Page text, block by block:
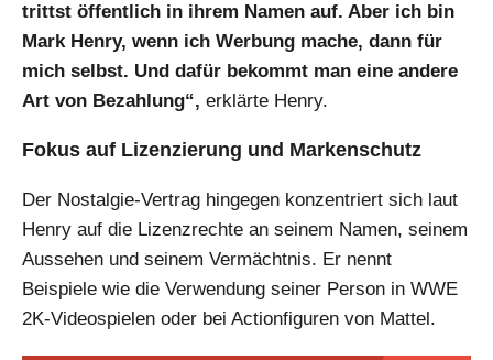
trittst öffentlich in ihrem Namen auf. Aber ich bin
Mark Henry, wenn ich Werbung mache, dann für
mich selbst. Und dafür bekommt man eine andere
Art von Bezahlung“, erklärte Henry.
Fokus auf Lizenzierung und Markenschutz
Der Nostalgie-Vertrag hingegen konzentriert sich laut
Henry auf die Lizenzrechte an seinem Namen, seinem
Aussehen und seinem Vermächtnis. Er nennt
Beispiele wie die Verwendung seiner Person in WWE
2K-Videospielen oder bei Actionfiguren von Mattel.